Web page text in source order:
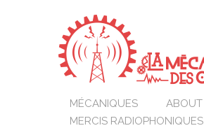
MÉCANIQUES
ABOUT
MERCIS RADIOPHONIQUES